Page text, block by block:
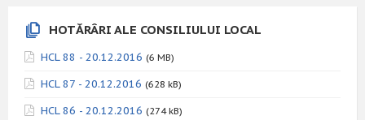
HOTĂRÂRI ALE CONSILIULUI LOCAL
HCL 88 - 20.12.2016 (6 MB)
HCL 87 - 20.12.2016 (628 kB)
HCL 86 - 20.12.2016 (274 kB)